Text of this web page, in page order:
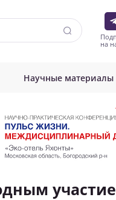
на
Научные материалы